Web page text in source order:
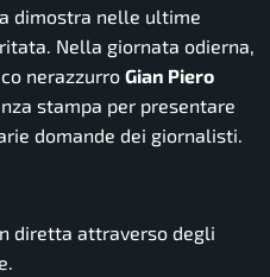
dimostra nelle ultime
Nella giornata odierna,
nerazzurro Gian Piero
stampa per presentare
domande dei giornalisti.
diretta attraverso degli